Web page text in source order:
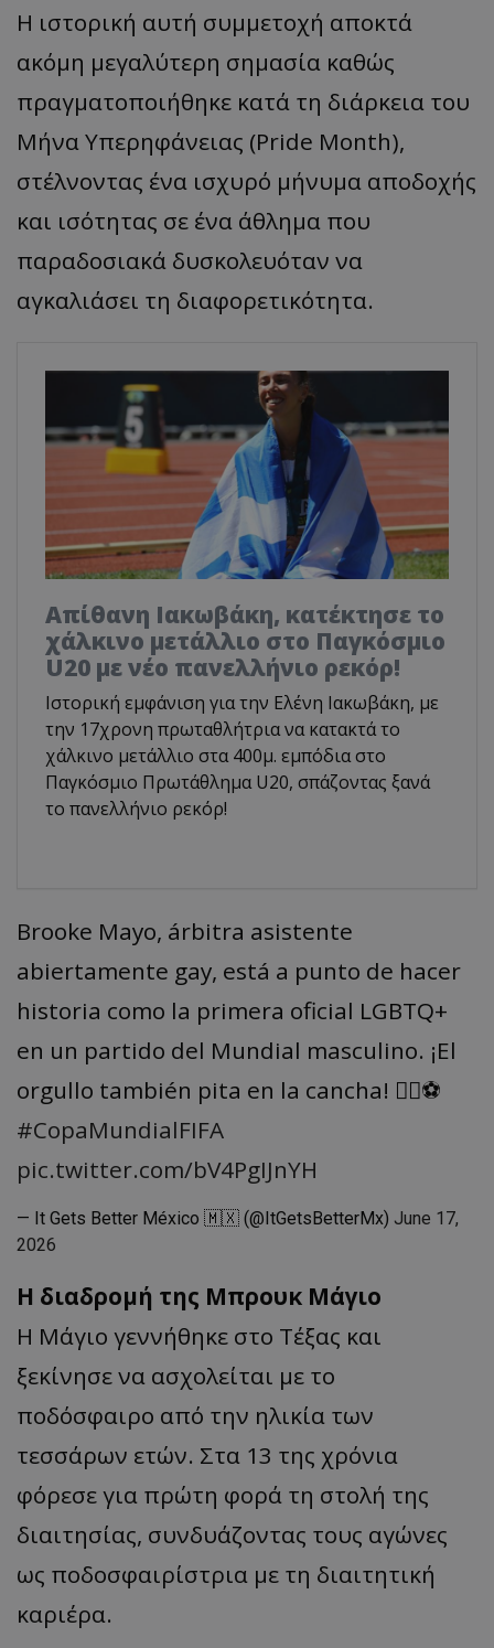
Η ιστορική αυτή συμμετοχή αποκτά
ακόμη μεγαλύτερη σημασία καθώς
πραγματοποιήθηκε κατά τη διάρκεια του
Μήνα Υπερηφάνειας (Pride Month),
στέλνοντας ένα ισχυρό μήνυμα αποδοχής
και ισότητας σε ένα άθλημα που
παραδοσιακά δυσκολευόταν να
αγκαλιάσει τη διαφορετικότητα.
Απίθανη Ιακωβάκη, κατέκτησε το
χάλκινο μετάλλιο στο Παγκόσμιο
U20 με νέο πανελλήνιο ρεκόρ!
Ιστορική εμφάνιση για την Ελένη Ιακωβάκη, με
την 17χρονη πρωταθλήτρια να κατακτά το
χάλκινο μετάλλιο στα 400μ. εμπόδια στο
Παγκόσμιο Πρωτάθλημα U20, σπάζοντας ξανά
το πανελλήνιο ρεκόρ!
Brooke Mayo, árbitra asistente
abiertamente gay, está a punto de hacer
historia como la primera oficial LGBTQ+
en un partido del Mundial masculino. ¡El
orgullo también pita en la cancha! 🏳️‍🌈⚽
#CopaMundialFIFA
pic.twitter.com/bV4PgIJnYH
— It Gets Better México 🇲🇽 (@ItGetsBetterMx) June 17,
2026
Η διαδρομή της Μπρουκ Μάγιο
Η Mάγιο γεννήθηκε στο Τέξας και
ξεκίνησε να ασχολείται με το
ποδόσφαιρο από την ηλικία των
τεσσάρων ετών. Στα 13 της χρόνια
φόρεσε για πρώτη φορά τη στολή της
διαιτησίας, συνδυάζοντας τους αγώνες
ως ποδοσφαιρίστρια με τη διαιτητική
καριέρα.